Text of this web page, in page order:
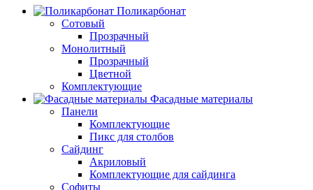
Поликарбонат
Сотовый
Прозрачный
Монолитный
Прозрачный
Цветной
Комплектующие
Фасадные материалы
Панели
Комплектующие
Пикс для столбов
Сайдинг
Акриловый
Комплектующие для сайдинга
Софиты